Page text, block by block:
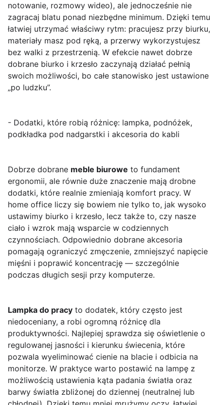
notowanie, rozmowy wideo), ale jednocześnie nie
zagracaj blatu ponad niezbędne minimum. Dzięki temu
łatwiej utrzymać właściwy rytm: pracujesz przy biurku,
materiały masz pod ręką, a przerwy wykorzystujesz
bez walki z przestrzenią. W efekcie nawet dobrze
dobrane biurko i krzesło zaczynają działać pełnią
swoich możliwości, bo całe stanowisko jest ustawione
„po ludzku”.
- Dodatki, które robią różnicę: lampka, podnóżek,
podkładka pod nadgarstki i akcesoria do kabli
Dobrze dobrane meble biurowe to fundament
ergonomii, ale równie duże znaczenie mają drobne
dodatki, które realnie zmieniają komfort pracy. W
home office liczy się bowiem nie tylko to, jak wysoko
ustawimy biurko i krzesło, lecz także to, czy nasze
ciało i wzrok mają wsparcie w codziennych
czynnościach. Odpowiednio dobrane akcesoria
pomagają ograniczyć zmęczenie, zmniejszyć napięcie
mięśni i poprawić koncentrację — szczególnie
podczas długich sesji przy komputerze.
Lampka do pracy to dodatek, który często jest
niedoceniany, a robi ogromną różnicę dla
produktywności. Najlepiej sprawdza się oświetlenie o
regulowanej jasności i kierunku świecenia, które
pozwala wyeliminować cienie na blacie i odbicia na
monitorze. W praktyce warto postawić na lampę z
możliwością ustawienia kąta padania światła oraz
barwy światła zbliżonej do dziennej (neutralnej lub